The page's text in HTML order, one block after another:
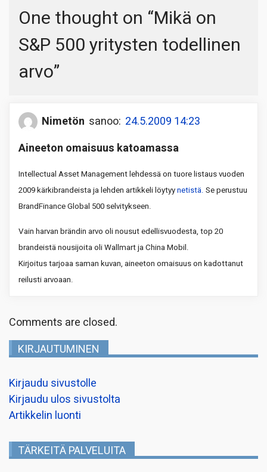
One thought on “Mikä on
S&P 500 yritysten todellinen
arvo”
Nimetön sanoo: 24.5.2009 14:23
Aineeton omaisuus katoamassa
Intellectual Asset Management lehdessä on tuore listaus vuoden
2009 kärkibrandeista ja lehden artikkeli löytyynetistä. Se perustuu
BrandFinance Global 500 selvitykseen.
Vain harvan brändin arvo oli nousut edellisvuodesta, top 20
brandeistä nousijoita oli Wallmart ja China Mobil.
Kirjoitus tarjoaa saman kuvan, aineeton omaisuus on kadottanut
reilusti arvoaan.
Comments are closed.
KIRJAUTUMINEN
Kirjaudu sivustolle
Kirjaudu ulos sivustolta
Artikkelin luonti
TÄRKEITÄ PALVELUITA